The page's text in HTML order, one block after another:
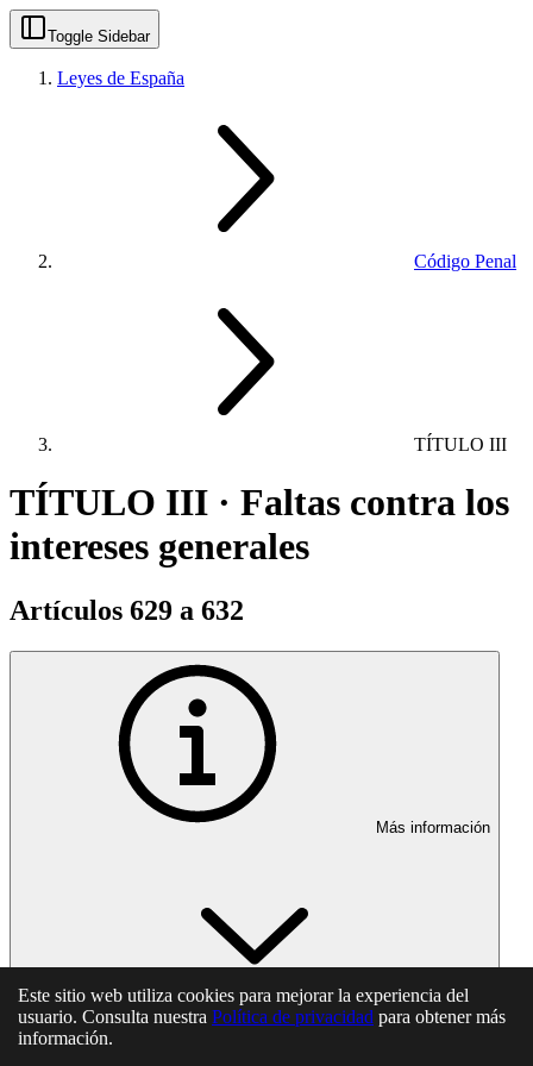
Toggle Sidebar
Leyes de España
Código Penal
TÍTULO III
TÍTULO III · Faltas contra los
intereses generales
Artículos 629 a 632
Más información
Este sitio web utiliza cookies para mejorar la experiencia del
usuario. Consulta nuestra Política de privacidad para obtener más
información.